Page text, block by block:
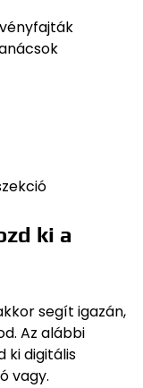
ki a
segít igazán,
Az alábbi
ki digitális
vagy.